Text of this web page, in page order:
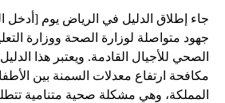
جاء إطلاق الدليل في الرياض يوم [أدخل
جهود متواصلة لوزارة الصحة ووزارة
الصحي للأجيال القادمة. ويعتبر هذا
مكافحة ارتفاع معدلات السمنة بين
المملكة، وهي مشكلة صحية متنامية